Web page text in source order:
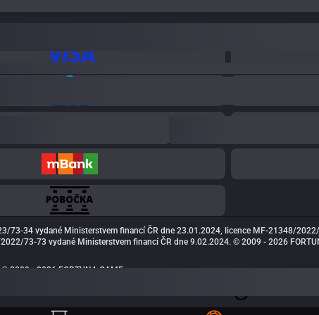
73-34 vydané Ministerstvem financí ČR dne 23.01.2024, licence MF-21348/
73-73 vydané Ministerstvem financí ČR dne 9.02.2024. © 2009 - 2026
© 2009 - 2026 FORTUNA GAME a.s.